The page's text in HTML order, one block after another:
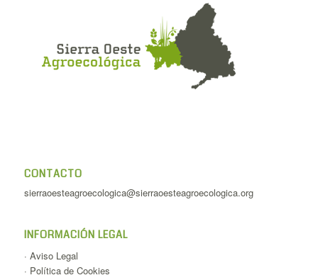
CONTACTO
sierraoesteagroecologica@sierraoesteagroecologica.org
INFORMACIÓN LEGAL
· Aviso Legal
· Política de Cookies